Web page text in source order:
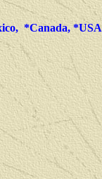
*Canada, *USA